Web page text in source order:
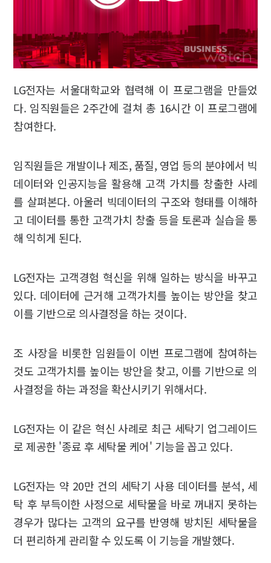
LG전자는 서울대학교와 협력해 이 프로그램을 만들었
다. 임직원들은 2주간에 걸쳐 총 16시간 이 프로그램에
참여한다.
임직원들은 개발이나 제조, 품질, 영업 등의 분야에서 빅
데이터와 인공지능을 활용해 고객 가치를 창출한 사례
를 살펴본다. 아울러 빅데이터의 구조와 형태를 이해하
고 데이터를 통한 고객가치 창출 등을 토론과 실습을 통
해 익히게 된다.
LG전자는 고객경험 혁신을 위해 일하는 방식을 바꾸고
있다. 데이터에 근거해 고객가치를 높이는 방안을 찾고
이를 기반으로 의사결정을 하는 것이다.
조 사장을 비롯한 임원들이 이번 프로그램에 참여하는
것도 고객가치를 높이는 방안을 찾고, 이를 기반으로 의
사결정을 하는 과정을 확산시키기 위해서다.
LG전자는 이 같은 혁신 사례로 최근 세탁기 업그레이드
로 제공한 '종료 후 세탁물 케어' 기능을 꼽고 있다.
LG전자는 약 20만 건의 세탁기 사용 데이터를 분석, 세
탁 후 부득이한 사정으로 세탁물을 바로 꺼내지 못하는
경우가 많다는 고객의 요구를 반영해 방치된 세탁물을
더 편리하게 관리할 수 있도록 이 기능을 개발했다.